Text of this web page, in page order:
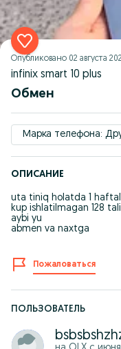
Опубликовано 02 августа
infinix smart 10 plus
Обмен
Марка телефона:
ОПИСАНИЕ
uta tiniq holatda 1
kup ishlatilmagan 128
aybi yu
abmen va naxtga
Пожаловаться
ПОЛЬЗОВАТЕЛЬ